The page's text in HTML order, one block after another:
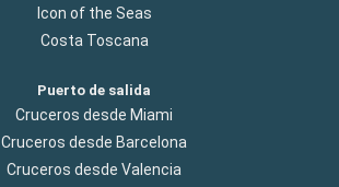
Icon of the Seas
Costa Toscana
Puerto de salida
Cruceros desde Miami
Cruceros desde Barcelona
Cruceros desde Valencia